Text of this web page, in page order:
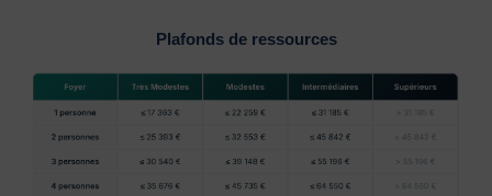
Plafonds de ressources